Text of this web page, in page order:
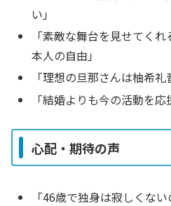
い」
「素敵な舞台を見せてく
本人の自由」
「理想の旦那さんは柚希礼
「結婚よりも今の活動を応
心配・期待の声
「46歳で独身は寂しくない